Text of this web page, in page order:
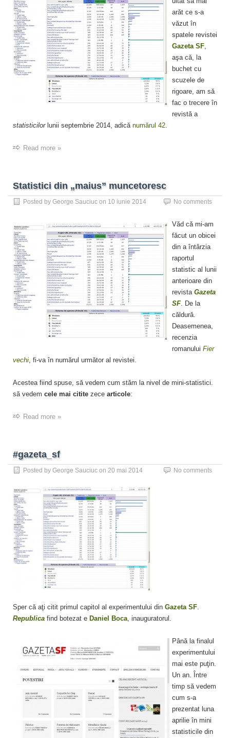
arăt ce s-a
văzut în
spatele revistei
Gazeta SF
aşa că, la
buchet cu
scuzele de
rigoare, am să
fac o trecere în
revistă a
statisticilorlunii septembrie 2014, adică numărul 42
Read more »
Statistici din „maius” muncetoresc
Posted by George Sauciuc on 10 iunie 2014 No comments
Văd că mi-am
făcut un obicei
din a întârzia
raportul
statistic al lunii
anterioare din
revista Gazeta
SF. De la
căldură.
Deasemenea,
recenzia
romanului Fier
vechi , fi-va în numărul următor al revistei.
Acestea fiind spuse, să vedem cum stăm la nivel de mini-statistici.
să vedem cele mai citite zece articole:
Read more »
#gazeta_sf
Posted by George Sauciuc on 20 mai 2014 No comments
Sper că aţi citit primul capitol al experimentului din Gazeta SF
Republica find botezat e Daniel Boca , inauguratorul.
Până la finalul
experimentului
mai este puţin.
Un an. Între
timp să vedem
cum s-a
prezentat luna
aprilie în mini
statisticile din